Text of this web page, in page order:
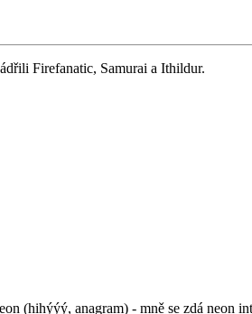
Firefanatic, Samurai a Ithildur.
(hihýýý, anagram) - mně se zdá neon